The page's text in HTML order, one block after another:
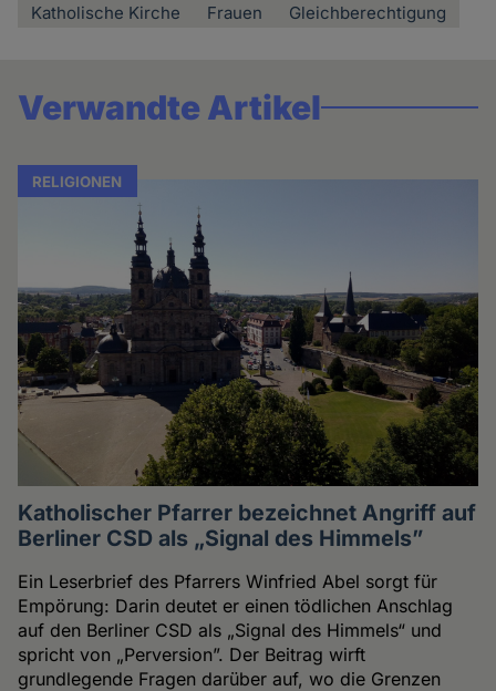
Katholische Kirche Frauen Gleichberechtigung
Verwandte Artikel
RELIGIONEN
Katholischer Pfarrer bezeichnet Angriff auf
Berliner CSD als „Signal des Himmels”
Ein Leserbrief des Pfarrers Winfried Abel sorgt für
Empörung: Darin deutet er einen tödlichen Anschlag
auf den Berliner CSD als „Signal des Himmels“ und
spricht von „Perversion”. Der Beitrag wirft
grundlegende Fragen darüber auf, wo die Grenzen